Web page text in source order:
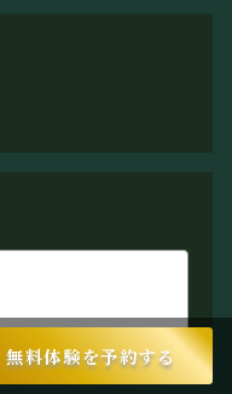
無料体験を予約する